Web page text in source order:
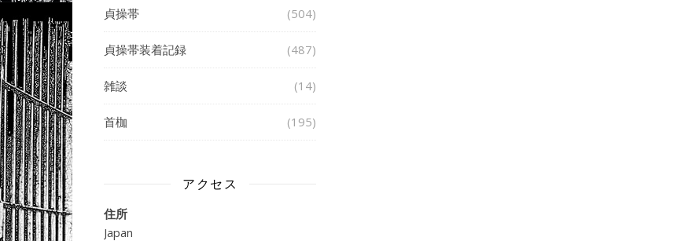
貞操帯 (504)
貞操帯装着記録 (487)
雑談 (14)
首枷 (195)
アクセス
住所
Japan